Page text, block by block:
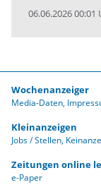
06.06.2026 00:01
Wochenanzeiger
Media-Daten
Kleinanzeigen
Jobs / Stellen
Zeitungen online
e-Paper